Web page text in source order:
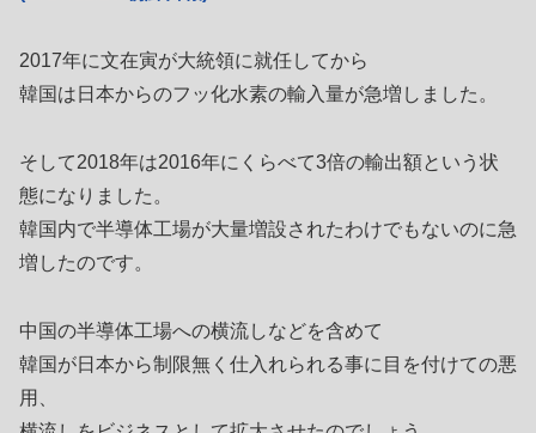
2017年に文在寅が大統領に就任してから
韓国は日本からのフッ化水素の輸入量が急増しました。
そして2018年は2016年にくらべて3倍の輸出額という状
態になりました。
韓国内で半導体工場が大量増設されたわけでもないのに急
増したのです。
中国の半導体工場への横流しなどを含めて
韓国が日本から制限無く仕入れられる事に目を付けての悪
用、